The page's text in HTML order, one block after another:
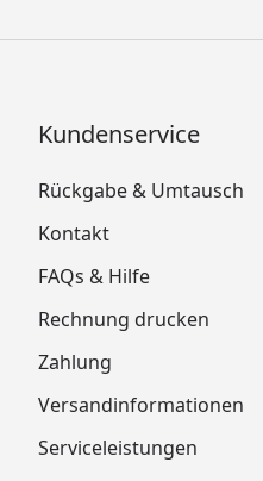
Kundenservice
Rückgabe & Umtausch
Kontakt
FAQs & Hilfe
Rechnung drucken
Zahlung
Versandinformationen
Serviceleistungen